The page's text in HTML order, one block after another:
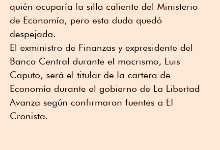
quién ocuparía la silla caliente del Ministerio
de Economía, pero esta duda quedó
despejada.
El exministro de Finanzas y expresidente del
Banco Central durante el macrismo, Luis
Caputo, será el titular de la cartera de
Economía durante el gobierno de La Libertad
Avanza según confirmaron fuentes a El
Cronista.